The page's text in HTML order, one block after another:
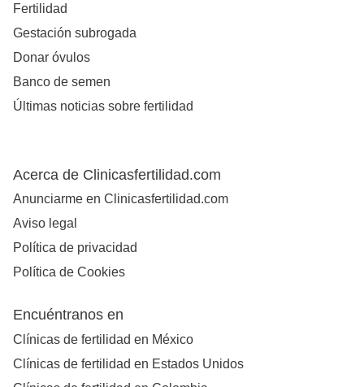
Fertilidad
Gestación subrogada
Donar óvulos
Banco de semen
Últimas noticias sobre fertilidad
Acerca de Clinicasfertilidad.com
Anunciarme en Clinicasfertilidad.com
Aviso legal
Política de privacidad
Política de Cookies
Encuéntranos en
Clínicas de fertilidad en México
Clínicas de fertilidad en Estados Unidos